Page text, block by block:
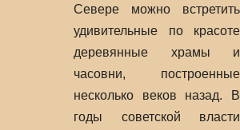
Севере можно встретить
удивительные по красоте
деревянные храмы и
часовни, построенные
несколько веков назад. В
годы советской власти